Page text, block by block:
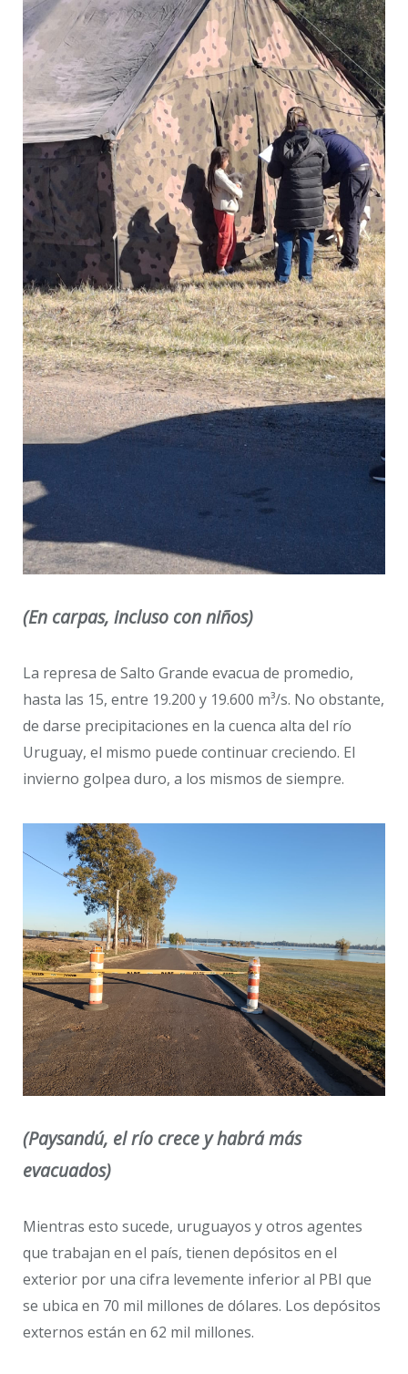
(En carpas, incluso con niños)
La represa de Salto Grande evacua de promedio,
hasta las 15, entre 19.200 y 19.600 m³/s. No obstante,
de darse precipitaciones en la cuenca alta del río
Uruguay, el mismo puede continuar creciendo. El
invierno golpea duro, a los mismos de siempre.
(Paysandú, el río crece y habrá más
evacuados)
Mientras esto sucede, uruguayos y otros agentes
que trabajan en el país, tienen depósitos en el
exterior por una cifra levemente inferior al PBI que
se ubica en 70 mil millones de dólares. Los depósitos
externos están en 62 mil millones.